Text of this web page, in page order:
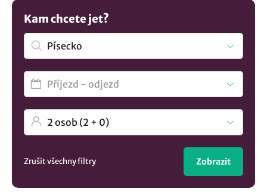
Kam chcete jet?
Zrušit všechny filtry Zobrazit